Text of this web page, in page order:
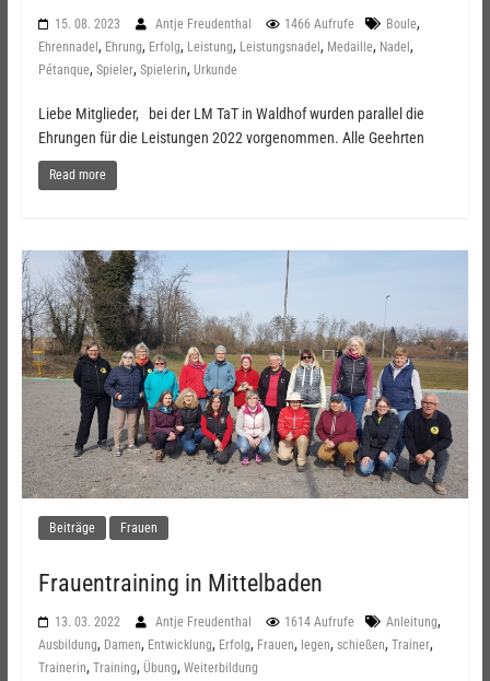
15. 08. 2023 Antje Freudenthal 1466 Aufrufe Boule,
Ehrennadel , Ehrung, Erfolg, Leistung, Leistungsnadel , Medaille, Nadel ,
Pétanque, Spieler, Spielerin, Urkunde
Liebe Mitglieder, bei der LM TaT in Waldhof wurden parallel die
Ehrungen für die Leistungen 2022 vorgenommen. Alle Geehrten
Read more
Beiträge Frauen
Frauentraining in Mittelbaden
13. 03. 2022 Antje Freudenthal 1614 Aufrufe Anleitung,
Ausbildung, Damen, Entwicklung, Erfolg, Frauen, legen, schießen, Trainer,
Trainerin, Training, Übung, Weiterbildung